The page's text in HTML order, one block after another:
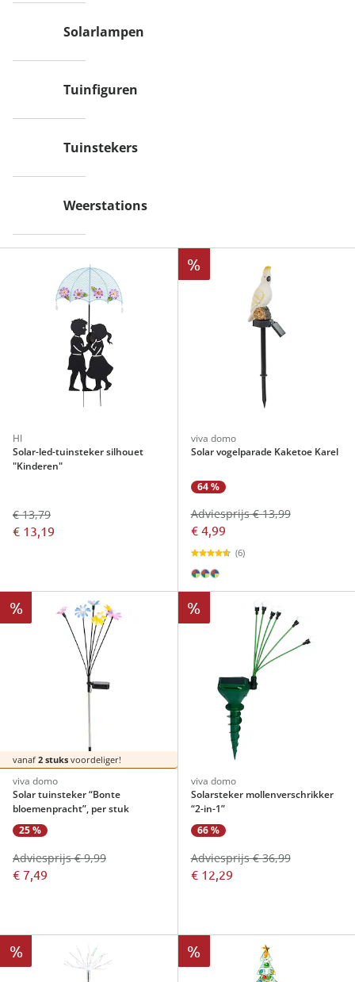
Solarlampen
Tuinfiguren
Tuinstekers
Weerstations
HI
Solar-led-tuinsteker silhouet
"Kinderen"
€ 13,79
€ 13,19
%
viva domo
Solar vogelparade Kaketoe Karel
64 %
€ 4,99
Adviesprijs € 13,99
(6)
%
vanaf 2 stuks voordeliger!
viva domo
Solar tuinsteker “Bonte
bloemenpracht”, per stuk
25 %
€ 7,49
Adviesprijs € 9,99
%
viva domo
Solarsteker mollenverschrikker
“2-in-1”
66 %
€ 12,29
Adviesprijs € 36,99
% %